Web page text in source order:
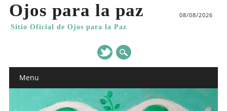
Ojos para la paz
Sitio Oficial de Ojos para la Paz
08/08/2026
Main menu
Menu